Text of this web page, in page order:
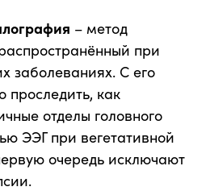
– метод
при
заболеваниях. С его
как
отделы головного
ЭЭГ при вегетативной
очередь исключают